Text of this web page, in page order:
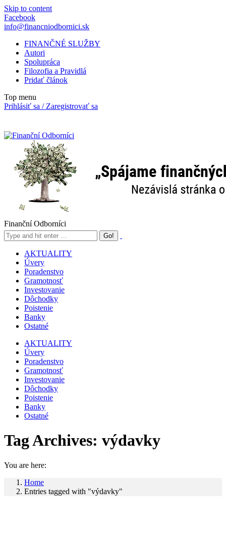
Skip to content
Facebook
info@financniodbornici.sk
FINANČNÉ SLUŽBY
Autori
Spolupráca
Filozofia a Pravidlá
Pridať článok
Top menu
Prihlásiť sa / Zaregistrovať sa
Finanční Odborníci
AKTUALITY
Úvery
Poradenstvo
Gramotnosť
Investovanie
Dôchodky
Poistenie
Banky
Ostatné
AKTUALITY
Úvery
Poradenstvo
Gramotnosť
Investovanie
Dôchodky
Poistenie
Banky
Ostatné
Tag Archives: výdavky
You are here:
Home
Entries tagged with "výdavky"